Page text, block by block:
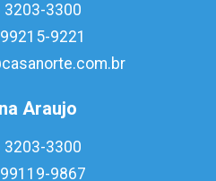
3203-3300
9221
Araujo
3203-3300
9867